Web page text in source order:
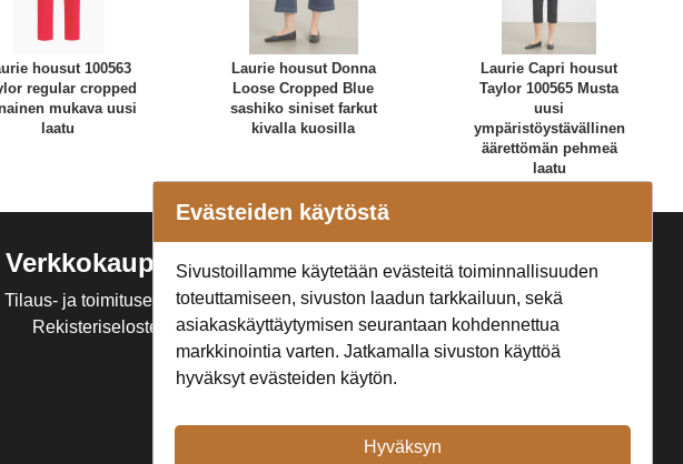
housut 100563
regular cropped
mukava uusi
laatu
Laurie housut Donna
Loose Cropped Blue
sashiko siniset farkut
kivalla kuosilla
Laurie Capri housut
Taylor 100565 Musta
uusi
ympäristöystävällinen
äärettömän pehmeä
laatu
Verkkokauppa
Tilaus- ja toimitusehdot
Rekisteriseloste
Seuraa Meitä
Evästeiden käytöstä
Sivustoillamme käytetään evästeitä toiminnallisuuden
toteuttamiseen, sivuston laadun tarkkailuun, sekä
asiakaskäyttäytymisen seurantaan kohdennettua
markkinointia varten. Jatkamalla sivuston käyttöä
hyväksyt evästeiden käytön.
Hyväksyn